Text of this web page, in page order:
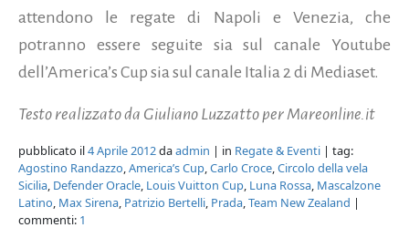
attendono le regate di Napoli e Venezia, che
potranno essere seguite sia sul canale Youtube
dell’America’s Cup sia sul canale Italia 2 di Mediaset.
Testo realizzato da Giuliano Luzzatto per Mareonline.it
pubblicato il4 Aprile 2012daadmin | in Regate & Eventi | tag:
Agostino Randazzo,America’s Cup,Carlo Croce,Circolo della vela
Sicilia, Defender Oracle, Louis Vuitton Cup, Luna Rossa, Mascalzone
Latino, Max Sirena, Patrizio Bertelli, Prada,Team New Zealand |
commenti: 1